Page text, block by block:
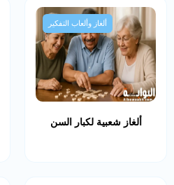
ألغاز وألعاب التفكير
ألغاز شعبية لكبار السن